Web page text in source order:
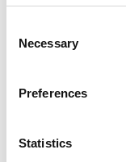
Selection
Necessary
Preferences
Statistics
Erfolg unserer
neue Glaston
Lesen Sie